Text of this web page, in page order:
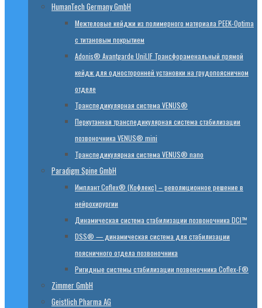
HumanTech Germany GmbH
Mежтеловые кейджи из полимерного материала PEEK-Optima
с титановым покрытием
Adonis® Avantgarde UniLIF Трансфораменальный прямой
кейдж для односторонней установки на грудопоясничном
отделе
Транспедикулярная система VENUS®
Перкутанная транспедикулярная система стабилизации
позвоночника VENUS® mini
Транспедикулярная система VENUS® nano
Paradigm Spine GmbH
Имплант Coflex® (Кофлекс) – революционное решение в
нейрохирургии
Динамическая система стабилизации позвоночника DCI™
DSS® — динамическая система для стабилизации
поясничного отдела позвоночника
Ригидные системы стабилизации позвоночника Coflex-F®
Zimmer GmbH
Geistlich Pharma AG